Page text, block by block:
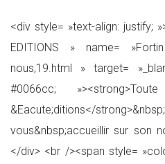
<div style= »text-align: justify;
EDITIONS » name=
nous,19.html » target=
#0066cc;
&Eacute;ditions</
vous&nbsp;accueillir sur son
</div> <br /><span style=